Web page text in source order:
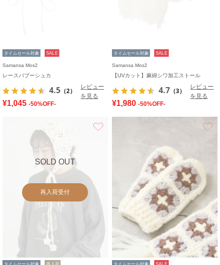
タイムセール対象 SALE
Samansa Mos2
レースバブーシュカ
4.5 （2）
レビュー
を見る
¥1,045 -50%OFF-
タイムセール対象 SALE
Samansa Mos2
【UVカット】麻綿シワ加工ストール
4.7 （3）
レビュー
を見る
¥1,980 -50%OFF-
SOLD OUT
再入荷受付
タイムセール対象 再入荷 タイムセール対象 SALE